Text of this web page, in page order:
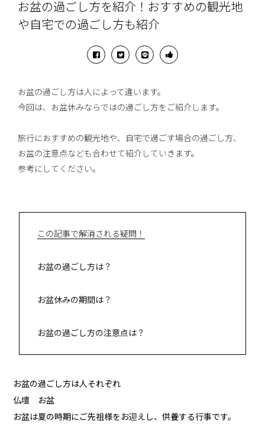
お盆の過ごし方を紹介！おすすめの観光地
や自宅での過ごし方も紹介
お盆の過ごし方は人によって違います。
今回は、お盆休みならではの過ごし方をご紹介します。
旅行におすすめの観光地や、自宅で過ごす場合の過ごし方、
お盆の注意点なども合わせて紹介していきます。
参考にしてください。
この記事で解消される疑問！
お盆の過ごし方は？
お盆休みの期間は？
お盆の過ごし方の注意点は？
お盆の過ごし方は人それぞれ
仏壇 お盆
お盆は夏の時期にご先祖様をお迎えし、供養する行事です。